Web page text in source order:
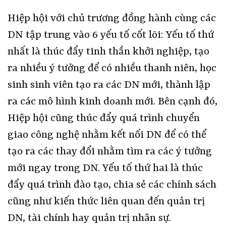
Hiệp hội với chủ trương đồng hành cùng các
DN tập trung vào 6 yếu tố cốt lõi: Yếu tố thứ
nhất là thúc đẩy tinh thần khởi nghiệp, tạo
ra nhiều ý tưởng để có nhiều thanh niên, học
sinh sinh viên tạo ra các DN mới, thành lập
ra các mô hình kinh doanh mới. Bên cạnh đó,
Hiệp hội cũng thúc đẩy quá trình chuyển
giao công nghệ nhằm kết nối DN để có thể
tạo ra các thay đổi nhằm tìm ra các ý tưởng
mới ngay trong DN. Yếu tố thứ hai là thúc
đẩy quá trình đào tạo, chia sẻ các chính sách
cũng như kiến thức liên quan đến quản trị
DN, tài chính hay quản trị nhân sự.